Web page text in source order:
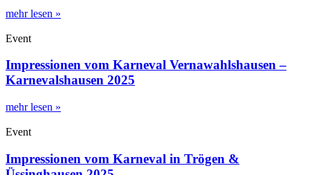
mehr lesen »
Event
Impressionen vom Karneval Vernawahlshausen –
Karnevalshausen 2025
mehr lesen »
Event
Impressionen vom Karneval in Trögen &